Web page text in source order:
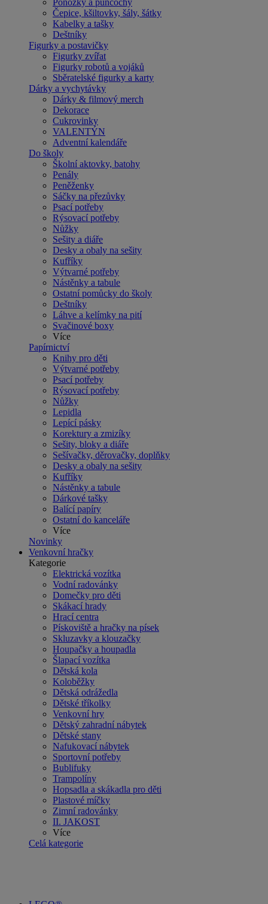
Ponožky a punčochy
Čepice, kšiltovky, šály, šátky
Kabelky a tašky
Deštníky
Figurky a postavičky
Figurky zvířat
Figurky robotů a vojáků
Sběratelské figurky a karty
Dárky a vychytávky
Dárky & filmový merch
Dekorace
Cukrovinky
VALENTÝN
Adventní kalendáře
Do školy
Školní aktovky, batohy
Penály
Peněženky
Sáčky na přezůvky
Psací potřeby
Rýsovací potřeby
Nůžky
Sešity a diáře
Desky a obaly na sešity
Kufříky
Výtvarné potřeby
Nástěnky a tabule
Ostatní pomůcky do školy
Deštníky
Láhve a kelímky na pití
Svačinové boxy
Více
Papírnictví
Knihy pro děti
Výtvarné potřeby
Psací potřeby
Rýsovací potřeby
Nůžky
Lepidla
Lepící pásky
Korektury a zmizíky
Sešity, bloky a diáře
Sešívačky, děrovačky, doplňky
Desky a obaly na sešity
Kufříky
Nástěnky a tabule
Dárkové tašky
Balící papíry
Ostatní do kanceláře
Více
Novinky
Venkovní hračky
Kategorie
Elektrická vozítka
Vodní radovánky
Domečky pro děti
Skákací hrady
Hrací centra
Pískoviště a hračky na písek
Skluzavky a klouzačky
Houpačky a houpadla
Šlapací vozítka
Dětská kola
Koloběžky
Dětská odrážedla
Dětské tříkolky
Venkovní hry
Dětský zahradní nábytek
Dětské stany
Nafukovací nábytek
Sportovní potřeby
Bublifuky
Trampolíny
Hopsadla a skákadla pro děti
Plastové míčky
Zimní radovánky
II. JAKOST
Více
Celá kategorie